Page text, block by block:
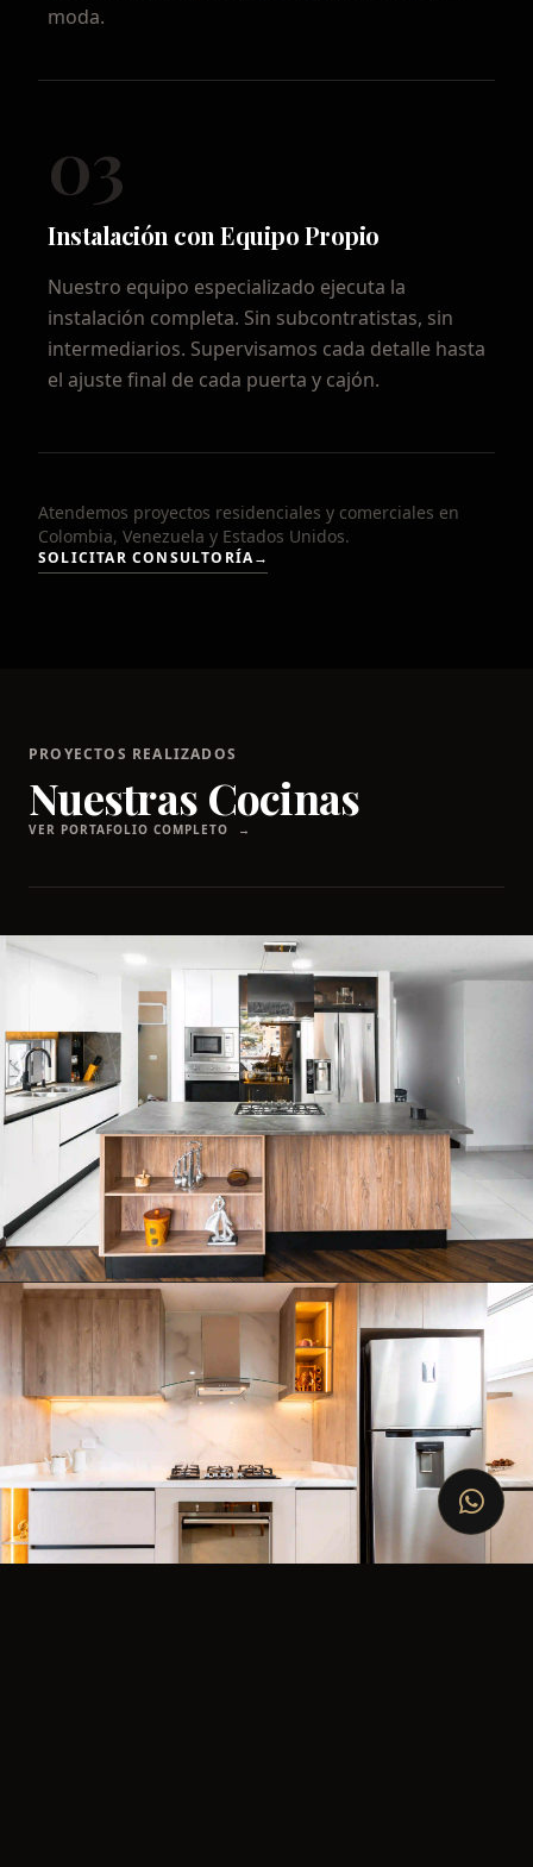
moda.
03
Instalación con Equipo Propio
Nuestro equipo especializado ejecuta la
instalación completa. Sin subcontratistas, sin
intermediarios. Supervisamos cada detalle hasta
el ajuste final de cada puerta y cajón.
Atendemos proyectos residenciales y comerciales en
Colombia, Venezuela y Estados Unidos.
SOLICITAR CONSULTORÍA→
PROYECTOS REALIZADOS
Nuestras Cocinas
VER PORTAFOLIO COMPLETO →
Proyecto Danca
COCINA
Ver Galería →